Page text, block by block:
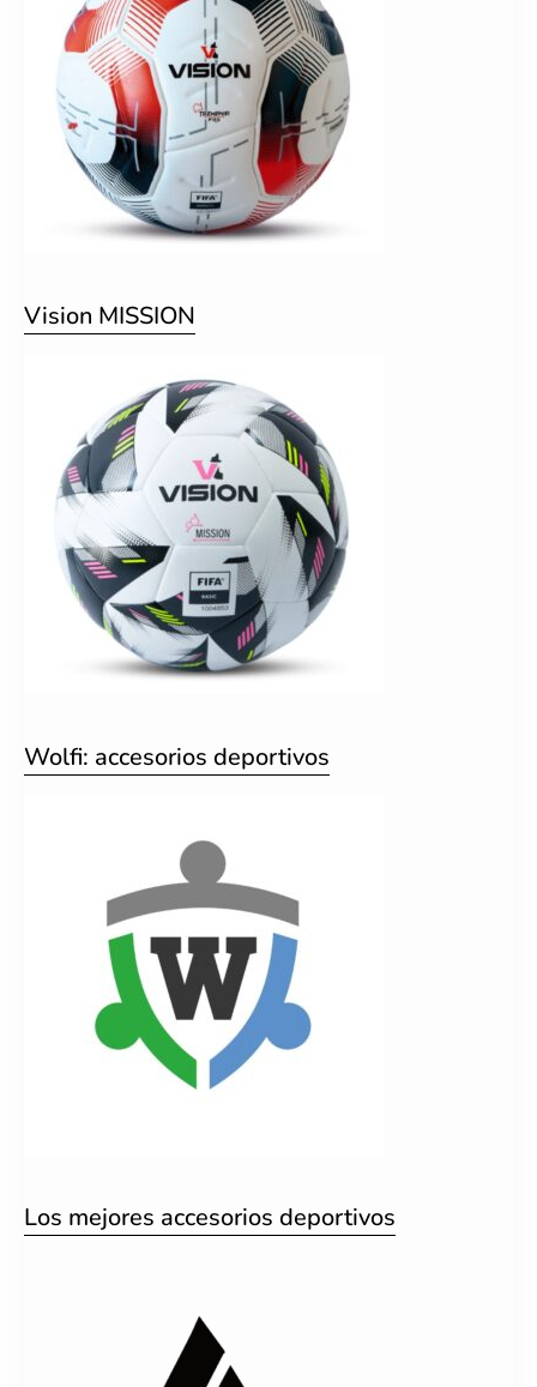
Vision MISSION
Wolfi: accesorios deportivos
Los mejores accesorios deportivos